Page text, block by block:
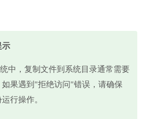
示
中，复制文件到系统目录通常需要
果遇到"拒绝访问"错误，请确保
行操作。